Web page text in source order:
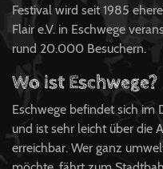
Festival wird seit 1985
Flair e.V. in Eschwege
rund 20.000 Besuchern.
Wo ist Eschwege?
Eschwege befindet sich im
und ist sehr leicht über die
erreichbar. Wer ganz